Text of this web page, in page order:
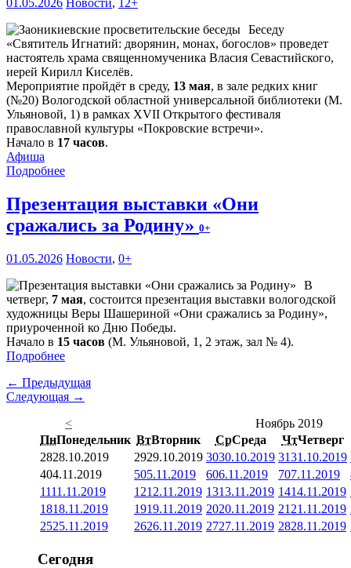
01.05.2026 Новости,
12+
Беседу
«Святитель Игнатий: дворянин, монах, богослов» проведет
настоятель храма священномученика Власия Севастийского,
иерей Кирилл Киселёв.
Мероприятие пройдёт в среду, 13 мая, в зале редких книг
(№20) Вологодской областной универсальной библиотеки (М.
Ульяновой, 1) в рамках XVII Открытого фестиваля
православной культуры «Покровские встречи».
Начало в 17 часов.
Афиша
Подробнее
Презентация выставки «Они
сражались за Родину» 0+
01.05.2026 Новости, 0+
В
четверг, 7 мая, состоится презентация выставки вологодской
художницы Веры Шашериной «Они сражались за Родину»,
приуроченной ко Дню Победы.
Начало в 15 часов (М. Ульяновой, 1, 2 этаж, зал № 4).
Подробнее
← Предыдущая
Следующая →
<
Ноябрь 2019
ПнПонедельник ВтВторник СрСреда ЧтЧетверг
2828.10.2019 2929.10.2019 3030.10.2019 3131.10.2019
404.11.2019 505.11.2019 606.11.2019 707.11.2019
1111.11.2019 1212.11.2019 1313.11.2019 1414.11.2019
1818.11.2019 1919.11.2019 2020.11.2019 21 21.11.2019
2525.11.2019 2626.11.2019 2727.11.2019 2828.11.2019
Сегодня